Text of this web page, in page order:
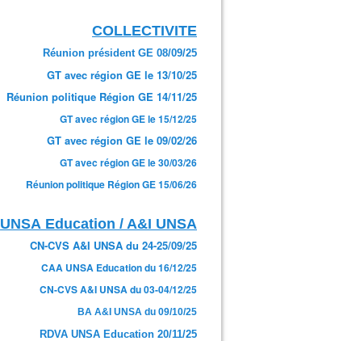
COLLECTIVITE
Réunion président GE 08/09/25
GT avec région GE le 13/10/25
Réunion politique Région GE 14/11/25
GT avec région GE le 15/12/25
GT avec région GE le 09/02/26
GT avec région GE le 30/03/26
Réunion politique Région GE 15/06/26
UNSA Education / A&I UNSA
CN-CVS A&I UNSA du 24-25/09/25
CAA UNSA Education du 16/12/25
CN-CVS A&I UNSA du 03-04/12/25
BA A&I UNSA du 09/10/25
RDVA UNSA Education 20/11/25